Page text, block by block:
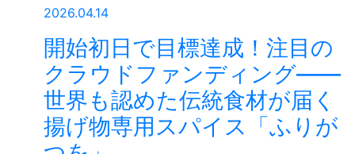
2026.04.14
開始初日で目標達成！注目の
クラウドファンディング——
世界も認めた伝統食材が届く
揚げ物専用スパイス「ふりが